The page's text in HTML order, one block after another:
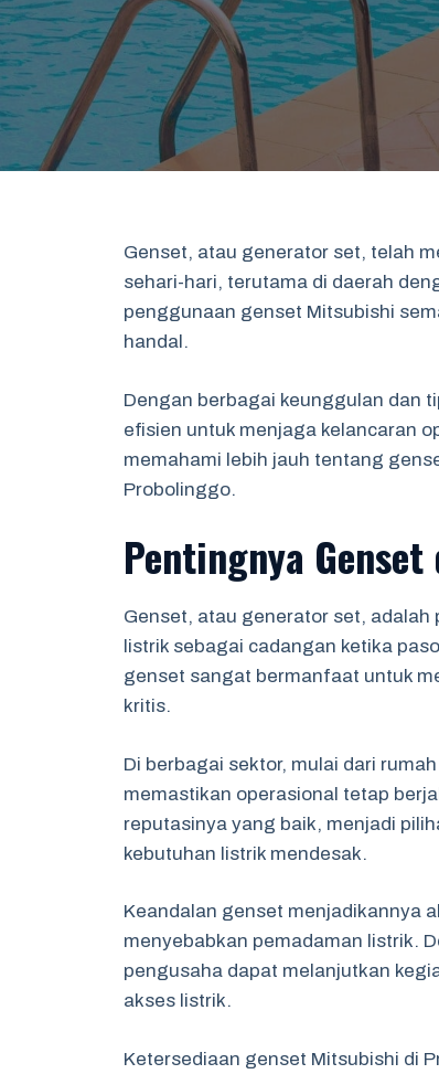
Genset, atau generator set, telah
sehari-hari, terutama di daerah
penggunaan genset Mitsubishi
handal.
Dengan berbagai keunggulan dan
efisien untuk menjaga kelancaran
memahami lebih jauh tentang
Probolinggo.
Pentingnya
Genset, atau generator set,
listrik sebagai cadangan ketika
genset sangat bermanfaat untuk
kritis.
Di berbagai sektor, mulai dari
memastikan operasional tetap
reputasinya yang baik, menjadi
kebutuhan listrik mendesak.
Keandalan genset menjadikannya
menyebabkan pemadaman listrik.
pengusaha dapat melanjutkan
akses listrik.
Ketersediaan genset Mitsubishi di